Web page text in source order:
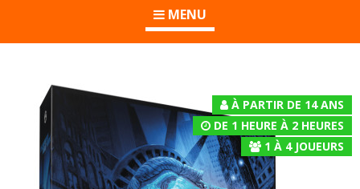
MENU
À PARTIR DE 14 ANS
DE 1 HEURE À 2 HEURES
1 À 4JOUEURS